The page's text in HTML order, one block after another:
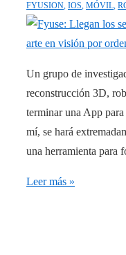
FYUSION, IOS, MÓVIL,
Un grupo de
reconstrucción 3D,
terminar una App
mí, se hará
una herramienta para
Fyuse:
Leer más »